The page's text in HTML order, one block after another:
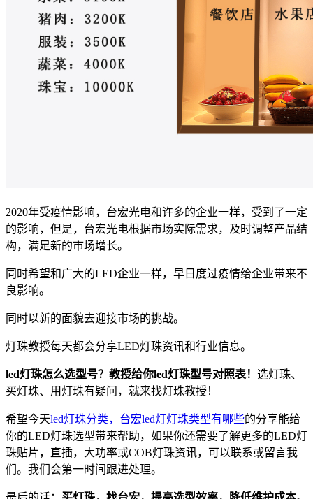
2020年受疫情影响，台宏光电和许多的企业一样，受到了一定
的影响，但是，台宏光电根据市场实际需求，及时调整产品结
构，满足新的市场增长。
同时希望和广大的LED企业一样，早日度过疫情给企业带来不
良影响。
同时以新的面貌去迎接市场的挑战。
灯珠教授每天都会分享LED灯珠资讯和行业信息。
led灯珠怎么选型号？教授给你led灯珠型号对照表！ 选灯珠、
买灯珠、用灯珠有疑问，就来找灯珠教授！
希望今天led灯珠分类，台宏led灯灯珠类型有哪些的分享能给
你的LED灯珠选型带来帮助，如果你还需要了解更多的LED灯
珠贴片，直插，大功率或COB灯珠资讯，可以联系或留言我
们。我们会第一时间跟进处理。